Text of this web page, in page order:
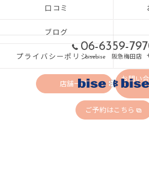
06-6359-
bisebise 阪急梅田店
店舗一覧
お問い
ご予約はこちら
口コミ
ブログ
プライバシーポリシー
© 2026 大阪府梅田のエステならbisebise ALL